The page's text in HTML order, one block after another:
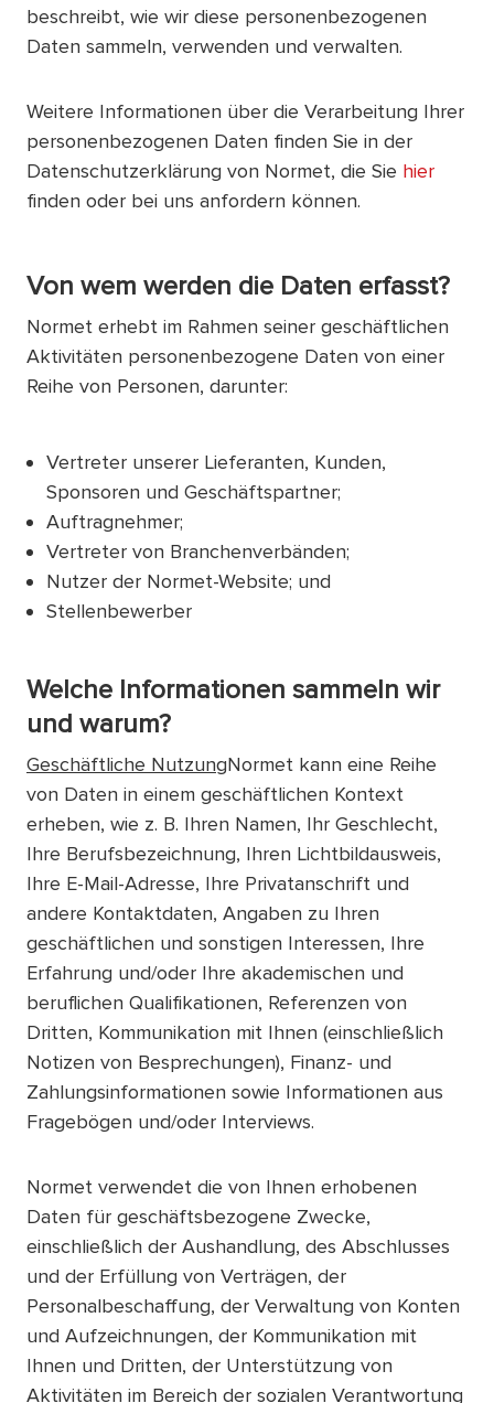
beschreibt, wie wir diese personenbezogenen
Daten sammeln, verwenden und verwalten.
Weitere Informationen über die Verarbeitung Ihrer
personenbezogenen Daten finden Sie in der
Datenschutzerklärung von Normet, die Sie hier
finden oder bei uns anfordern können.
Von wem werden die Daten erfasst?
Normet erhebt im Rahmen seiner geschäftlichen
Aktivitäten personenbezogene Daten von einer
Reihe von Personen, darunter:
Vertreter unserer Lieferanten, Kunden,
Sponsoren und Geschäftspartner;
Auftragnehmer;
Vertreter von Branchenverbänden;
Nutzer der Normet-Website; und
Stellenbewerber
Welche Informationen sammeln wir
und warum?
Geschäftliche NutzungNormet kann eine Reihe
von Daten in einem geschäftlichen Kontext
erheben, wie z. B. Ihren Namen, Ihr Geschlecht,
Ihre Berufsbezeichnung, Ihren Lichtbildausweis,
Ihre E-Mail-Adresse, Ihre Privatanschrift und
andere Kontaktdaten, Angaben zu Ihren
geschäftlichen und sonstigen Interessen, Ihre
Erfahrung und/oder Ihre akademischen und
beruflichen Qualifikationen, Referenzen von
Dritten, Kommunikation mit Ihnen (einschließlich
Notizen von Besprechungen), Finanz- und
Zahlungsinformationen sowie Informationen aus
Fragebögen und/oder Interviews.
Normet verwendet die von Ihnen erhobenen
Daten für geschäftsbezogene Zwecke,
einschließlich der Aushandlung, des Abschlusses
und der Erfüllung von Verträgen, der
Personalbeschaffung, der Verwaltung von Konten
und Aufzeichnungen, der Kommunikation mit
Ihnen und Dritten, der Unterstützung von
Aktivitäten im Bereich der sozialen Verantwortung